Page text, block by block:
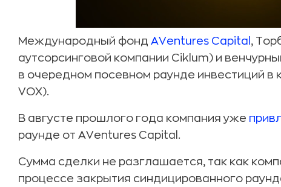
Международный фонд AVentures Capital ,
аутсорсинговой компании Ciklum) и
в очередном посевном раунде инвестиций в
VOX).
В августе прошлого года компания уже
раунде от AVentures Capital.
Сумма сделки не разглашается, так как
процессе закрытия синдицированного